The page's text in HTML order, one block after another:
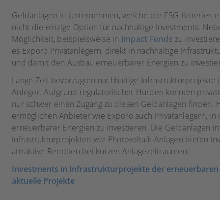
Geldanlagen in Unternehmen, welche die ESG-Kriterien
nicht die einzige Option für nachhaltige Investments.
Möglichkeit, beispielsweise in Impact Fonds zu
es Exporo Privatanlegern, direkt in nachhaltige
und damit den Ausbau erneuerbarer Energien zu
Lange Zeit bevorzugten nachhaltige
Anleger. Aufgrund regulatorischer Hürden konnten
nur schwer einen Zugang zu diesen Geldanlagen finden.
ermöglichen Anbieter wie Exporo auch Privatanlegern, in
erneuerbarer Energien zu investieren. Die Geldanlagen
Infrastrukturprojekten wie Photovoltaik-Anlagen bieten
attraktive Renditen bei kurzen Anlagezeiträumen.
Investments in Infrastrukturprojekte der erneuerbaren
aktuelle Projekte